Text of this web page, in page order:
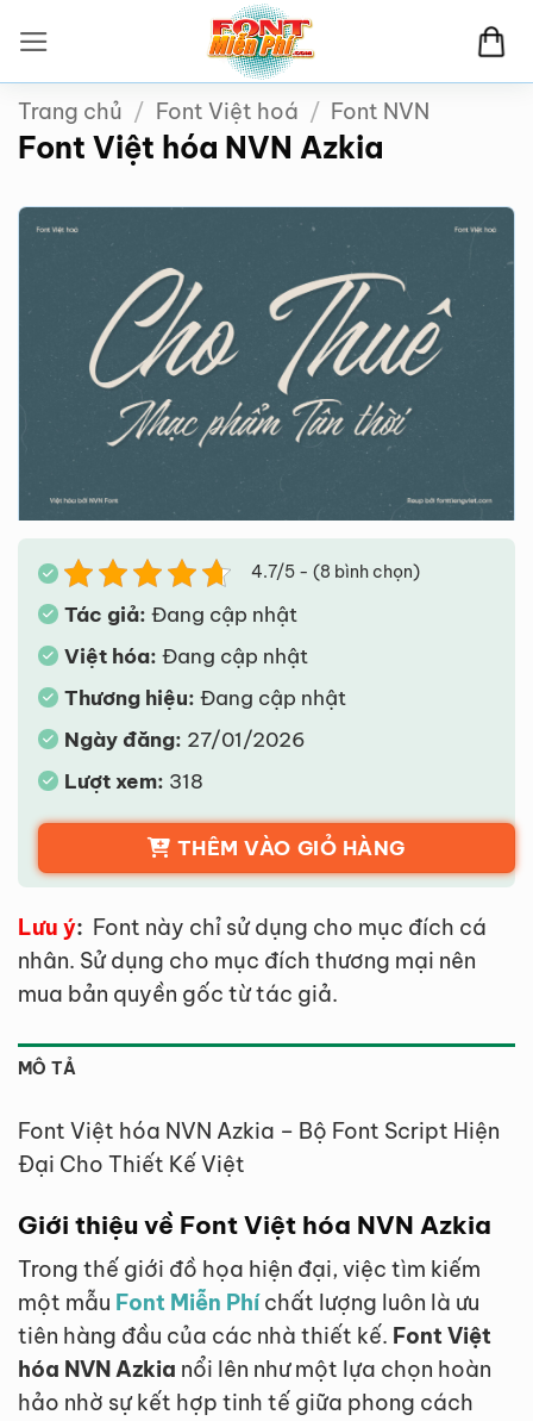
qua
nội
dung
Trang chủ / Font Việt hoá / Font NVN
Font Việt hóa NVN Azkia
4.7/5 - (8 bình chọn)
Tác giả: Đang cập nhật
Việt hóa: Đang cập nhật
Thương hiệu: Đang cập nhật
Ngày đăng: 27/01/2026
Lượt xem: 318
THÊM VÀO GIỎ HÀNG
Lưu ý: Font này chỉ sử dụng cho mục đích cá
nhân. Sử dụng cho mục đích thương mại nên
mua bản quyền gốc từ tác giả.
MÔ TẢ
Font Việt hóa NVN Azkia – Bộ Font Script Hiện
Đại Cho Thiết Kế Việt
Giới thiệu về Font Việt hóa NVN Azkia
Trong thế giới đồ họa hiện đại, việc tìm kiếm
một mẫu Font Miễn Phíchất lượng luôn là ưu
tiên hàng đầu của các nhà thiết kế. Font Việt
hóa NVN Azkia nổi lên như một lựa chọn hoàn
hảo nhờ sự kết hợp tinh tế giữa phong cách